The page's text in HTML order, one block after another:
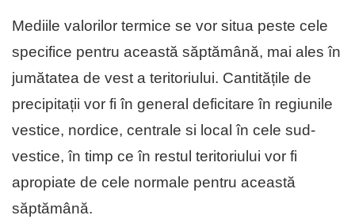
Mediile valorilor termice se vor situa peste cele
specifice pentru această săptămână, mai ales în
jumătatea de vest a teritoriului. Cantitățile de
precipitații vor fi în general deficitare în regiunile
vestice, nordice, centrale si local în cele sud-
vestice, în timp ce în restul teritoriului vor fi
apropiate de cele normale pentru această
săptămână.